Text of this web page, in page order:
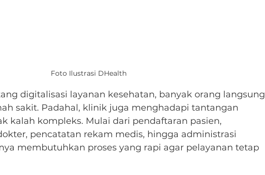
Foto Ilustrasi DHealth
digitalisasi layanan kesehatan, banyak orang langsung
sakit. Padahal, klinik juga menghadapi tantangan
kalah kompleks. Mulai dari pendaftaran pasien,
pencatatan rekam medis, hingga administrasi
membutuhkan proses yang rapi agar pelayanan tetap